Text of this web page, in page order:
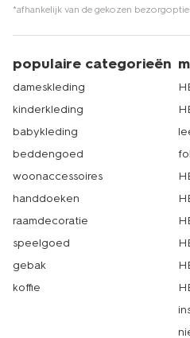
HEMA winkel bij jou in de
keuze uit onderlakens in het
*afhankelijk van de gekozen
populaire categorieën
dameskleding
kinderkleding
babykleding
beddengoed
woonaccessoires
handdoeken
raamdecoratie
speelgoed
gebak
koffie